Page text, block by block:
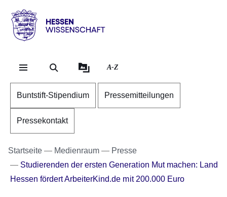
Hessen
Wissenschaft
A-Z
Buntstift-Stipendium Pressemitteilungen
Pressekontakt
Startseite Medienraum
Presse
Studierenden der ersten Generation Mut machen: Land
Hessen fördert ArbeiterKind.de mit 200.000 Euro